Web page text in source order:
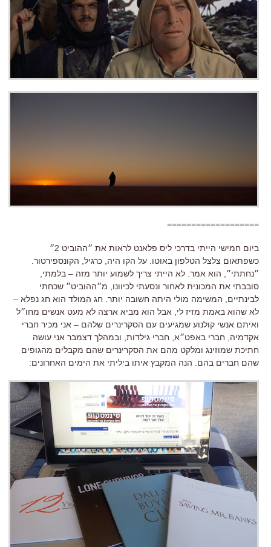
===================
ביום חמישי הייתי בדרכי ליס פלאנט לראות את ״ההוביט 2״
כשפתאום צלצל הטלפון באוטו. על הקו היה, כרגיל, הקונספירטור.
״נחתתי״, הוא אמר. לא הייתי צריך לשמוע יותר מזה – בלמתי,
סובבתי את המכונית לאחור ונסעתי לכיוונו, מ״ההוביט״ שכחתי
לבינתיים, המשימה מולי היתה חשובה יותר. חג המולד הוא חג נפלא –
לא שהוא באמת מזיז לי, אבל הוא מביא ארצה לא מעט אנשים מחו״ל
ואיתם אנשי קולנוע שמגיעים עם הסקרינרים שלהם – אני מכיר חברי
אקדמיה, חברי באפט״א, חברי גילדות, ובמהלך דצמבר אני עושה
חתיכת שמוזינג ומלקט מהם את הסקרינרים שהם מקבלים מהגופים
שהם חברים בהם. הנה המקבץ איתו ביליתי את הימים האחרונים: